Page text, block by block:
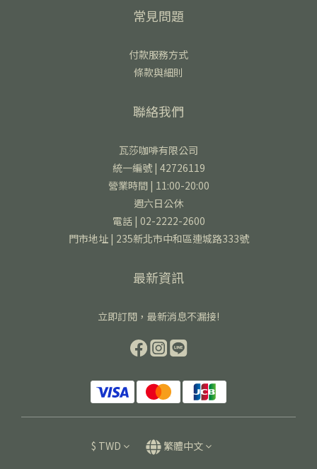
常見問題
付款服務方式
條款與細則
聯絡我們
瓦莎咖啡有限公司
統一編號 | 42726119
營業時間 | 11:00-20:00
週六日公休
電話 | 02-2222-2600
門市地址 | 235新北市中和區連城路333號
最新資訊
立即訂閱，最新消息不漏接!
$ TWD 繁體中文